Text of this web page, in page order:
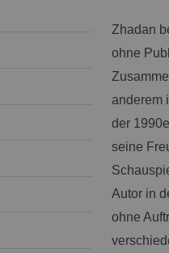
Zhadan
ohne
anderem
der
seine
Autor in
ohne